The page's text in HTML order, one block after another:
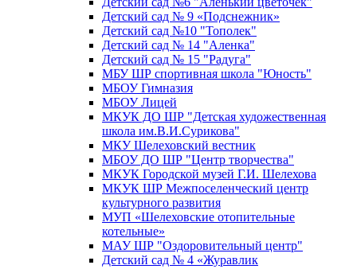
Детский сад № 9 «Подснежник»
Детский сад №10 "Тополек"
Детский сад № 14 "Аленка"
Детский сад № 15 "Радуга"
МБУ ШР спортивная школа "Юность"
МБОУ Гимназия
МБОУ Лицей
МКУК ДО ШР "Детская художественная
школа им.В.И.Сурикова"
МКУ Шелеховский вестник
МБОУ ДО ШР "Центр творчества"
МКУК Городской музей Г.И. Шелехова
МКУК ШР Межпоселенческий центр
культурного развития
МУП «Шелеховские отопительные
котельные»
МАУ ШР "Оздоровительный центр"
Детский сад № 4 «Журавлик